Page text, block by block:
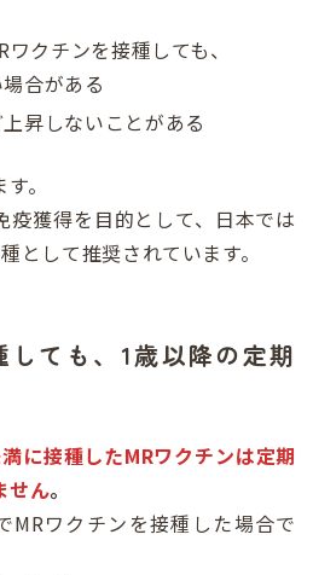
クチンを接種しても、
合がある
昇しないことがある
。
疫獲得を目的として、日本では
として推奨されています。
しても、1歳以降の定期
に接種したMRワクチンは定期
せん。
MRワクチンを接種した場合で